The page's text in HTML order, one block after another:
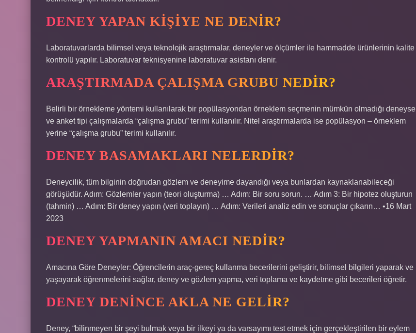
DENEY YAPAN KIŞIYE NE DENIR?
Laboratuvarlarda bilimsel veya teknolojik araştırmalar, deneyler ve ölçümler ile hammadde ürünlerinin kalite
kontrolü yapılır. Laboratuvar teknisyenine laboratuvar asistanı denir.
ARAŞTIRMADA ÇALIŞMA GRUBU NEDIR?
Belirli bir örnekleme yöntemi kullanılarak bir popülasyondan örneklem seçmenin mümkün olmadığı deneysel
ve anket tipi çalışmalarda “çalışma grubu” terimi kullanılır. Nitel araştırmalarda ise popülasyon – örneklem
yerine “çalışma grubu” terimi kullanılır.
DENEY BASAMAKLARI NELERDIR?
Deneycilik, tüm bilginin doğrudan gözlem ve deneyime dayandığı veya bunlardan kaynaklanabileceği
görüşüdür. Adım: Gözlemler yapın (teori oluşturma) … Adım: Bir soru sorun. … Adım 3: Bir hipotez oluşturun
(tahmin) … Adım: Bir deney yapın (veri toplayın) … Adım: Verileri analiz edin ve sonuçlar çıkarın… •16 Mart
2023
DENEY YAPMANIN AMACI NEDIR?
Amacına Göre Deneyler: Öğrencilerin araç-gereç kullanma becerilerini geliştirir, bilimsel bilgileri yaparak ve
yaşayarak öğrenmelerini sağlar, deney ve gözlem yapma, veri toplama ve kaydetme gibi becerileri öğretir.
DENEY DENINCE AKLA NE GELIR?
Deney, “bilinmeyen bir şeyi bulmak veya bir ilkeyi ya da varsayımı test etmek için gerçekleştirilen bir eylem